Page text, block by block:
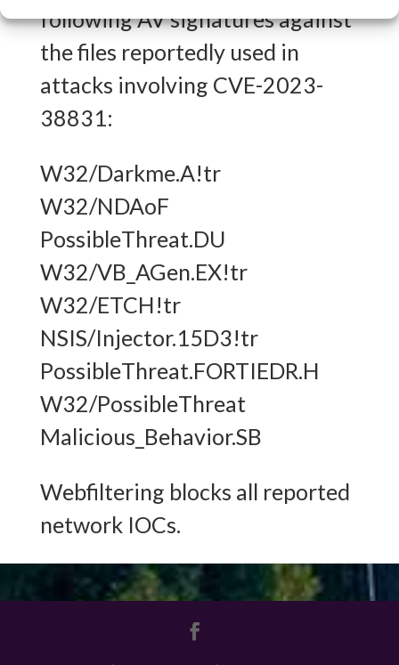
following AV signatures against
the files reportedly used in
attacks involving CVE-2023-
38831:
W32/Darkme.A!tr
W32/NDAoF
PossibleThreat.DU
W32/VB_AGen.EX!tr
W32/ETCH!tr
NSIS/Injector.15D3!tr
PossibleThreat.FORTIEDR.H
W32/PossibleThreat
Malicious_Behavior.SB
Webfiltering blocks all reported
network IOCs.